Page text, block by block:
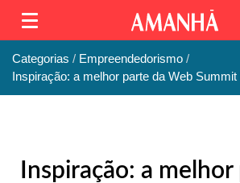
Categorias
Empreendedorismo
Inspiração: a melhor parte da Web Summit
Inspiração: a